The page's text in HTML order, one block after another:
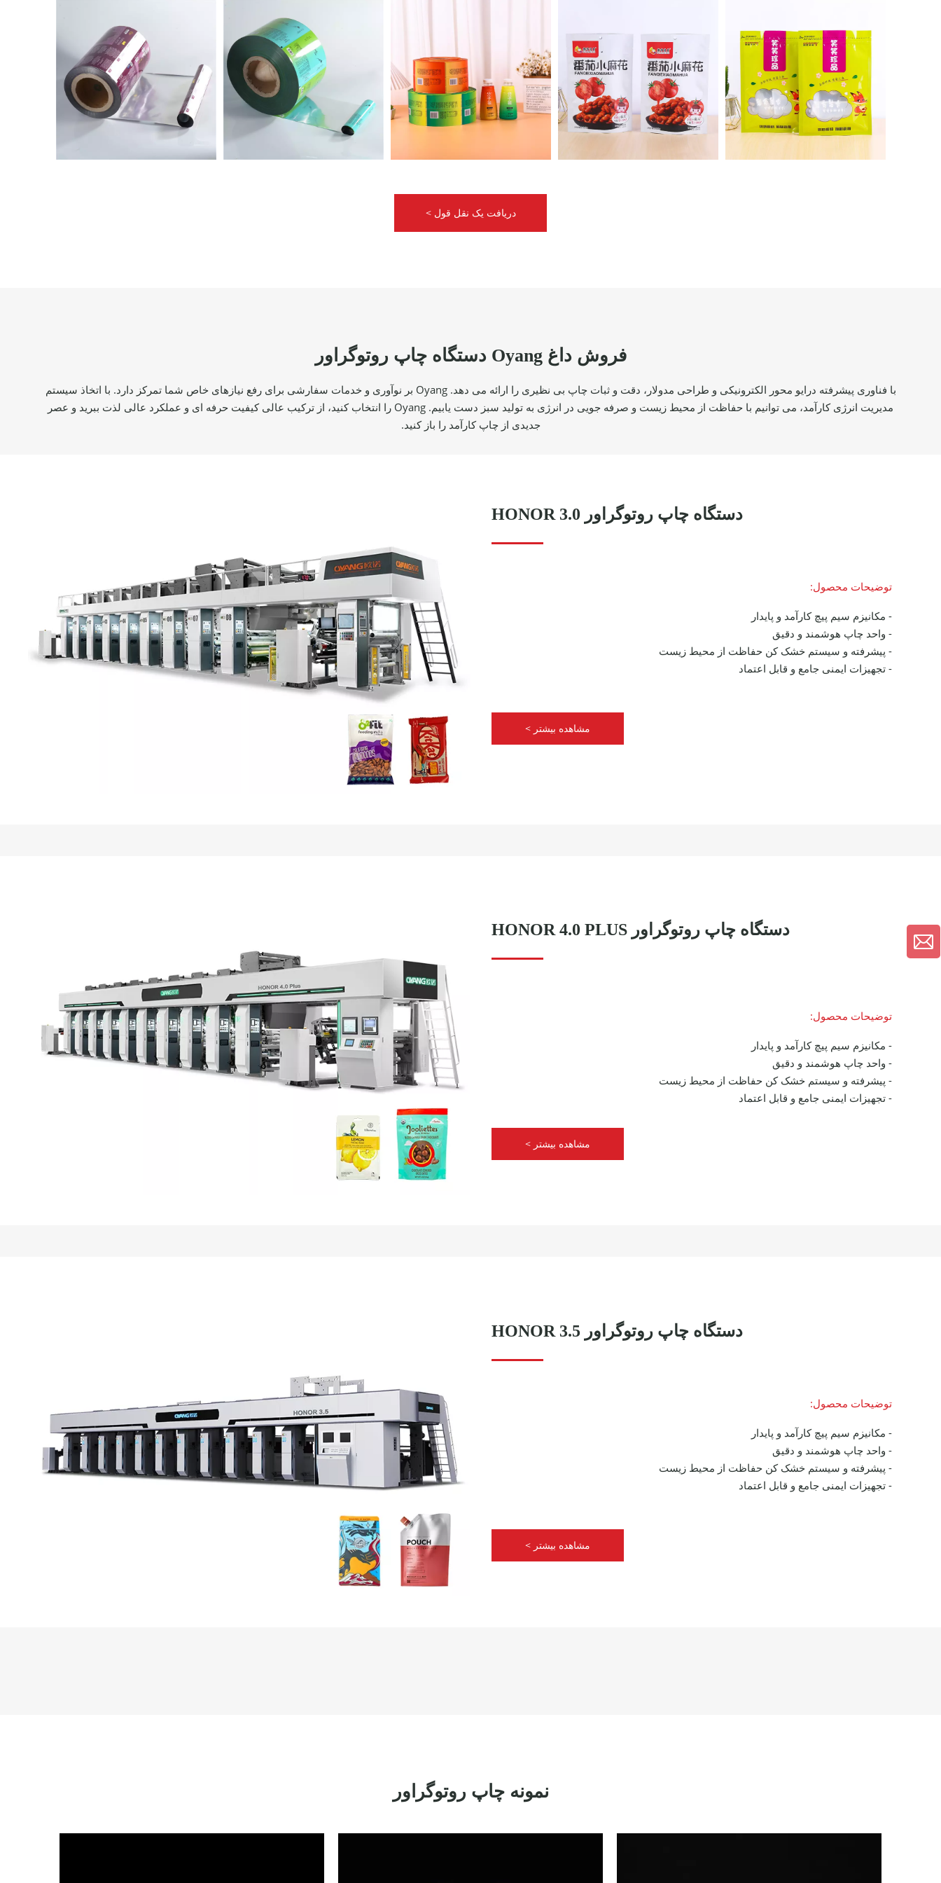
دریافت یک نقل قول >
فروش داغ Oyang دستگاه چاپ روتوگراور
با فناوری پیشرفته درایو محور الکترونیکی و طراحی مدولار، دقت و ثبات چاپ بی نظیری را ارائه می دهد. Oyang بر نوآوری و خدمات سفارشی برای رفع نیازهای خاص شما تمرکز دارد. با اتخاذ سیستم
مدیریت انرژی کارآمد، می توانیم با حفاظت از محیط زیست و صرفه جویی در انرژی به تولید سبز دست یابیم. Oyang را انتخاب کنید، از ترکیب عالی کیفیت حرفه ای و عملکرد عالی لذت ببرید و عصر
جدیدی از چاپ کارآمد را باز کنید.
دستگاه چاپ روتوگراور HONOR 3.0
توضیحات محصول:
- مکانیزم سیم پیچ کارآمد و پایدار
- واحد چاپ هوشمند و دقیق
- پیشرفته و سیستم خشک کن حفاظت از محیط زیست
- تجهیزات ایمنی جامع و قابل اعتماد
مشاهده بیشتر >
دستگاه چاپ روتوگراور HONOR 4.0 PLUS
توضیحات محصول:
- مکانیزم سیم پیچ کارآمد و پایدار
- واحد چاپ هوشمند و دقیق
- پیشرفته و سیستم خشک کن حفاظت از محیط زیست
- تجهیزات ایمنی جامع و قابل اعتماد
مشاهده بیشتر >
دستگاه چاپ روتوگراور HONOR 3.5
توضیحات محصول:
- مکانیزم سیم پیچ کارآمد و پایدار
- واحد چاپ هوشمند و دقیق
- پیشرفته و سیستم خشک کن حفاظت از محیط زیست
- تجهیزات ایمنی جامع و قابل اعتماد
مشاهده بیشتر >
نمونه چاپ روتوگراور